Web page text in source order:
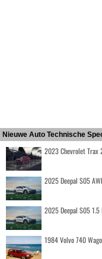
Nieuwe Auto Technische
2023 Chevrolet Trax
2025 Deepal S05
2025 Deepal S05 1.5
1984 Volvo 740